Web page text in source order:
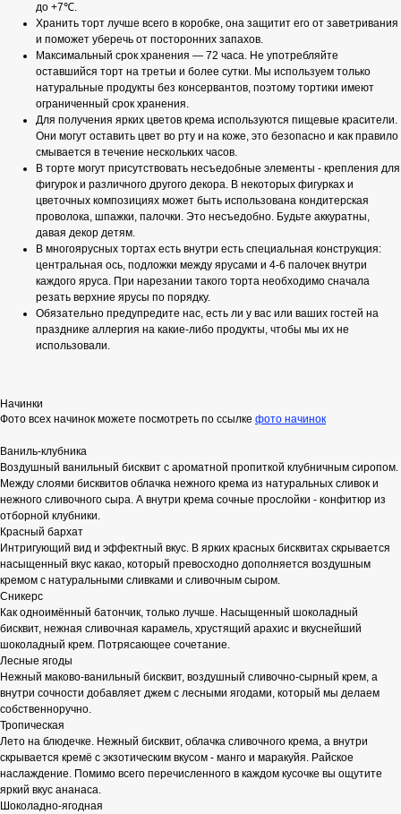
до +7℃.
Хранить торт лучше всего в коробке, она защитит его от заветривания
и поможет уберечь от посторонних запахов.
Максимальный срок хранения — 72 часа. Не употребляйте
оставшийся торт на третьи и более сутки. Мы используем только
натуральные продукты без консервантов, поэтому тортики имеют
ограниченный срок хранения.
Для получения ярких цветов крема используются пищевые красители.
Они могут оставить цвет во рту и на коже, это безопасно и как правило
смывается в течение нескольких часов.
В торте могут присутствовать несъедобные элементы - крепления для
фигурок и различного другого декора. В некоторых фигурках и
цветочных композициях может быть использована кондитерская
проволока, шпажки, палочки. Это несъедобно. Будьте аккуратны,
давая декор детям.
В многоярусных тортах есть внутри есть специальная конструкция:
центральная ось, подложки между ярусами и 4-6 палочек внутри
каждого яруса. При нарезании такого торта необходимо сначала
резать верхние ярусы по порядку.
Обязательно предупредите нас, есть ли у вас или ваших гостей на
празднике аллергия на какие-либо продукты, чтобы мы их не
использовали.
Начинки
Фото всех начинок можете посмотреть по ссылке фото начинок
Ваниль-клубника
Воздушный ванильный бисквит с ароматной пропиткой клубничным сиропом.
Между слоями бисквитов облачка нежного крема из натуральных сливок и
нежного сливочного сыра. А внутри крема сочные прослойки - конфитюр из
отборной клубники.
Красный бархат
Интригующий вид и эффектный вкус. В ярких красных бисквитах скрывается
насыщенный вкус какао, который превосходно дополняется воздушным
кремом с натуральными сливками и сливочным сыром.
Сникерс
Как одноимённый батончик, только лучше. Насыщенный шоколадный
бисквит, нежная сливочная карамель, хрустящий арахис и вкуснейший
шоколадный крем. Потрясающее сочетание.
Лесные ягоды
Нежный маково-ванильный бисквит, воздушный сливочно-сырный крем, а
внутри сочности добавляет джем с лесными ягодами, который мы делаем
собственноручно.
Тропическая
Лето на блюдечке. Нежный бисквит, облачка сливочного крема, а внутри
скрывается кремё с экзотическим вкусом - манго и маракуйя. Райское
наслаждение. Помимо всего перечисленного в каждом кусочке вы ощутите
яркий вкус ананаса.
Шоколадно-ягодная